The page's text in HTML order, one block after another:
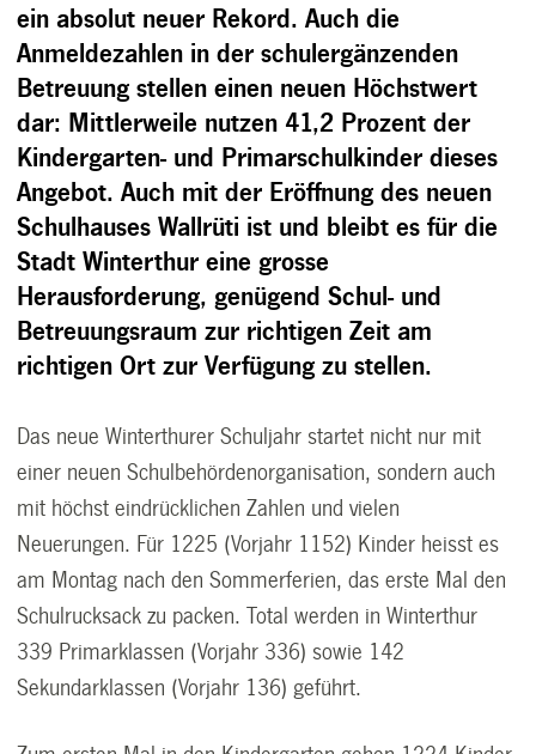
ein absolut neuer Rekord. Auch die
Anmeldezahlen in der schulergänzenden
Betreuung stellen einen neuen Höchstwert
dar: Mittlerweile nutzen 41,2 Prozent der
Kindergarten- und Primarschulkinder dieses
Angebot. Auch mit der Eröffnung des neuen
Schulhauses Wallrüti ist und bleibt es für die
Stadt Winterthur eine grosse
Herausforderung, genügend Schul- und
Betreuungsraum zur richtigen Zeit am
richtigen Ort zur Verfügung zu stellen.
Das neue Winterthurer Schuljahr startet nicht nur mit
einer neuen Schulbehördenorganisation, sondern auch
mit höchst eindrücklichen Zahlen und vielen
Neuerungen. Für 1225 (Vorjahr 1152) Kinder heisst es
am Montag nach den Sommerferien, das erste Mal den
Schulrucksack zu packen. Total werden in Winterthur
339 Primarklassen (Vorjahr 336) sowie 142
Sekundarklassen (Vorjahr 136) geführt.